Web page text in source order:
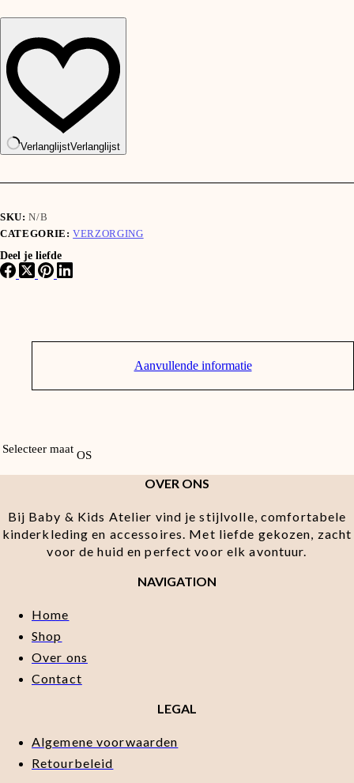
aantal
VerlanglijstVerlanglijst
SKU:N/B
CATEGORIE:VERZORGING
Deel je liefde
Aanvullende informatie
Selecteer maat OS
OVER ONS
Bij Baby & Kids Atelier vind je stijlvolle, comfortabele
kinderkleding en accessoires. Met liefde gekozen, zacht
voor de huid en perfect voor elk avontuur.
NAVIGATION
Home
Shop
Over ons
Contact
LEGAL
Algemene voorwaarden
Retourbeleid